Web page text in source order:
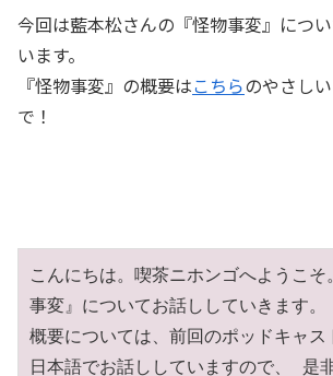
EMBED
今回は藍本松さんの『怪物事変』につ
います。
『怪物事変』の概要はこちらのやさし
で！
こんにちは。喫茶ニホンゴへようこそ
事変』についてお話ししていきます。
概要については、前回のポッドキャス
日本語でお話ししていますので、 是